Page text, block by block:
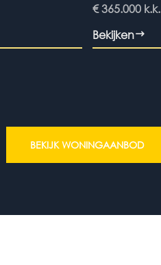
€ 365.000 k.k.
Bekijken
BEKIJK WONINGAANBOD